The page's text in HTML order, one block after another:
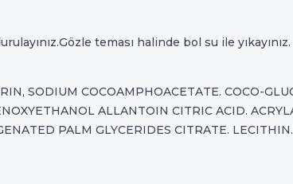
teması halinde bol su ile yıkayınız.
SODIUM COCOAMPHOACETATE. COCO-
ALLANTOIN CITRIC ACID.
PALM GLYCERIDES CITRATE.